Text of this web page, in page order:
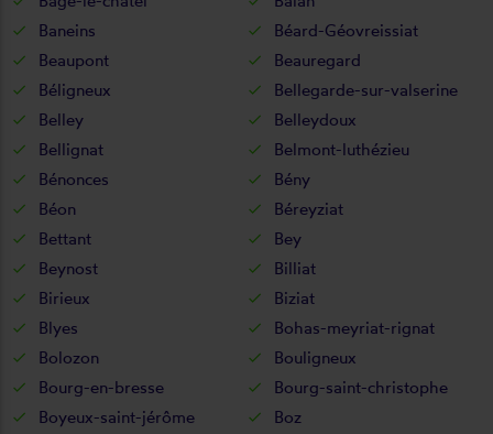
Baneins
Béard-Géovreissiat
Beaupont
Beauregard
Béligneux
Bellegarde-sur-valserine
Belley
Belleydoux
Bellignat
Belmont-luthézieu
Bénonces
Bény
Béon
Béreyziat
Bettant
Bey
Beynost
Billiat
Birieux
Biziat
Blyes
Bohas-meyriat-rignat
Bolozon
Bouligneux
Bourg-en-bresse
Bourg-saint-christophe
Boyeux-saint-jérôme
Boz